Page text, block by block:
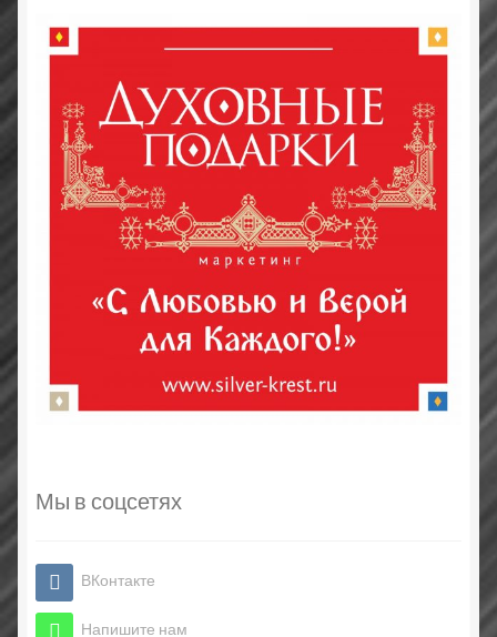
Мы в соцсетях
ВКонтакте
Напишите нам